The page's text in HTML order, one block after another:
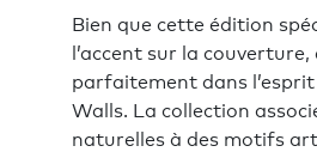
Bien que cette édition
l’accent sur la couverture,
parfaitement dans
Walls. La collection
naturelles à des motifs